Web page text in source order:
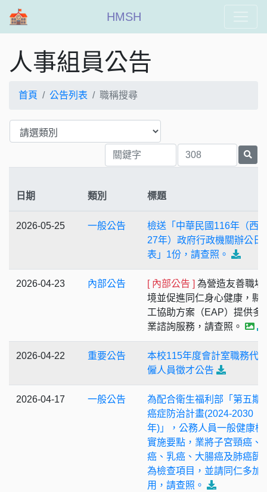
HMSH
人事組員公告
首頁 公告列表 職稱搜尋
日期 類別 標題
2026-05-25 一般公告
檢送「中華民國116年（西
27年）政府行政機關辦公日
表」1份，請查照。
2026-04-23 內部公告 [ 內部公告 ] 為營造友善職場
境並促進同仁身心健康，縣
工協助方案（EAP）提供多
業諮詢服務，請查照。
2026-04-22 重要公告
本校115年度會計室職務代
僱人員徵才公告
2026-04-17 一般公告
為配合衛生福利部「第五期
癌症防治計畫(2024-2030
年)」，公務人員一般健康檢
實施要點，業將子宮頸癌、
癌、乳癌、大腸癌及肺癌篩
為檢查項目，並請同仁多加
用，請查照。